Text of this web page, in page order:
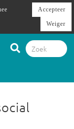
Accepteer
Weiger